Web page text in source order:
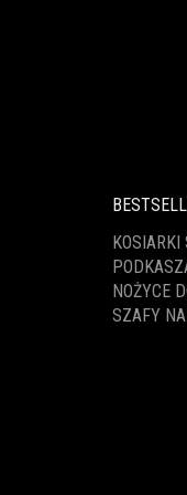
KOSIARKI
NOŻYCE
SZAFY